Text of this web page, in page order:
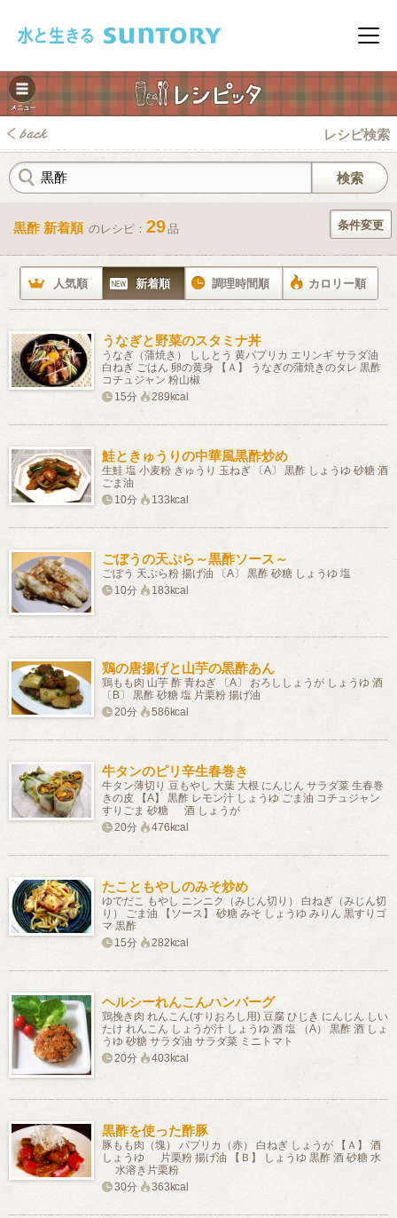
メニ
レシピ検索
黒酢 新着順 のレシピ： 29品 条件変更
人気順 新着順 調理時間順 カロリー順
うなぎと野菜のスタミナ丼
うなぎ（蒲焼き） ししとう 黄パプリカ エリンギ サラダ油
白ねぎ ごはん 卵の黄身 【Ａ】 うなぎの蒲焼きのタレ 黒酢
コチュジャン 粉山椒
15分
289kcal
鮭ときゅうりの中華風黒酢炒め
生鮭 塩 小麦粉 きゅうり 玉ねぎ 〔A〕 黒酢 しょうゆ 砂糖 酒
ごま油
10分
133kcal
ごぼうの天ぷら～黒酢ソース～
ごぼう 天ぷら粉 揚げ油 〔A〕 黒酢 砂糖 しょうゆ 塩
10分
183kcal
鶏の唐揚げと山芋の黒酢あん
鶏もも肉 山芋 酢 青ねぎ 〔A〕 おろししょうが しょうゆ 酒
〔B〕 黒酢 砂糖 塩 片栗粉 揚げ油
20分
586kcal
牛タンのピリ辛生春巻き
牛タン薄切り 豆もやし 大葉 大根 にんじん サラダ菜 生春巻
きの皮 【A】 黒酢 レモン汁 しょうゆ ごま油 コチュジャン
すりごま 砂糖 酒 しょうが
20分
476kcal
たこともやしのみそ炒め
ゆでだこ もやし ニンニク（みじん切り） 白ねぎ（みじん切
り） ごま油 【ソース】 砂糖 みそ しょうゆ みりん 黒すりゴ
マ 黒酢
15分
282kcal
ヘルシーれんこんハンバーグ
鶏挽き肉 れんこん(すりおろし用) 豆腐 ひじき にんじん しい
たけ れんこん しょうが汁 しょうゆ 酒 塩 （A） 黒酢 酒 しょ
うゆ 砂糖 サラダ油 サラダ菜 ミニトマト
20分
403kcal
黒酢を使った酢豚
豚もも肉（塊） パプリカ（赤） 白ねぎ しょうが 【Ａ】 酒
しょうゆ 片栗粉 揚げ油 【Ｂ】 しょうゆ 黒酢 酒 砂糖 水
水溶き片栗粉
30分
363kcal